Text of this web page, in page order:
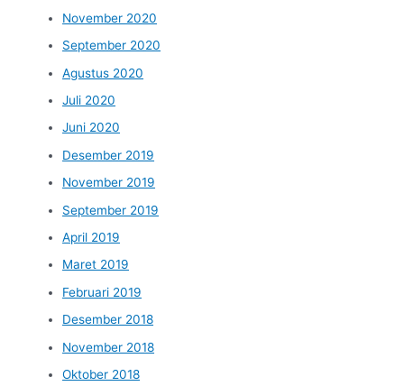
November 2020
September 2020
Agustus 2020
Juli 2020
Juni 2020
Desember 2019
November 2019
September 2019
April 2019
Maret 2019
Februari 2019
Desember 2018
November 2018
Oktober 2018